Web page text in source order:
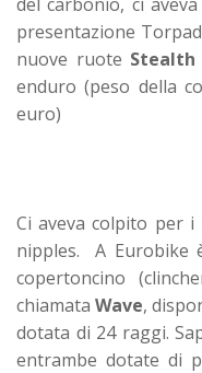
presentazione
nuove ruote Stealth
enduro (peso della
euro)
Ci aveva colpito per
nipples. A Eurobike
copertoncino
chiamataWave,
dotata di 24 raggi.
entrambe dotate di